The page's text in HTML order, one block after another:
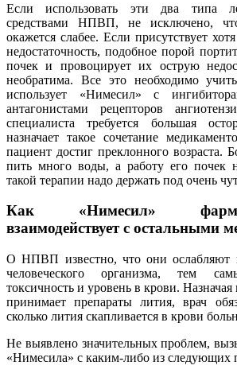
Если использовать эти два типа
средствами НПВП, не исключено,
окажется слабее. Если присутствует
недостаточность, подобное порой
почек и провоцирует их острую
необратима. Все это необходимо
использует «Нимесил» с
антагонистами рецепторов
специалиста требуется большая
назначает такое сочетание
пациент достиг преклонного возраста.
пить много воды, а работу его почек
такой терапии надо держать под очень
Как «Нимесил»
взаимодействует с остальными
О НПВП известно, что они ослабляют
человеческого организма, тем
токсичность и уровень в крови.
принимает препараты лития, врач
сколько лития скапливается в крови
Не выявлено значительных проблем,
«Нимесила» с каким-либо из следующих